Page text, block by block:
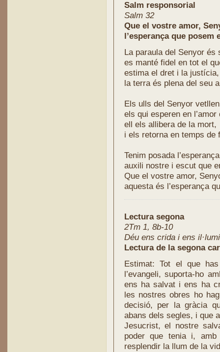
Salm responsorial
Salm 32
Que el vostre amor,
l’esperança que posem
La paraula del Senyor és
es manté fidel en tot el
estima el dret i la justícia,
la terra és plena del seu
Els ulls del Senyor
els qui esperen en l’amor
ell els allibera de la mort,
i els retorna en temps de
Tenim posada
auxili nostre i escut que
Que el vostre amor,
aquesta és l’esperança
Lectura segona
2Tm 1, 8b-10
Déu ens crida i ens
Lectura de la segona
Estimat: Tot el que
l’evangeli, suporta-ho
ens ha salvat i ens ha
les nostres obres ho
decisió, per la gràcia
abans dels segles, i que
Jesucrist, el nostre
poder que tenia i,
resplendir la llum de la